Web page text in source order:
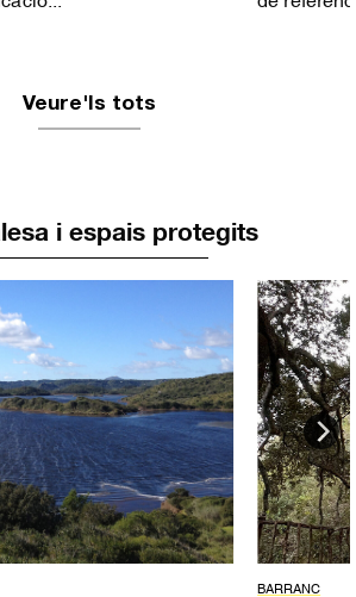
Veure'ls tots
i espais protegits
BARRANC